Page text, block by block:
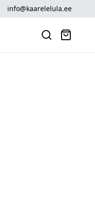
info@kaarelelula.ee